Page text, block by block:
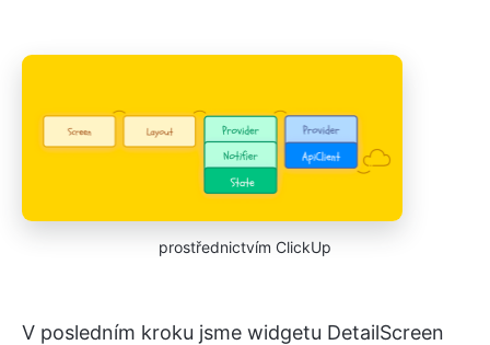
prostřednictvím ClickUp
V posledním kroku jsme widgetu DetailScreen